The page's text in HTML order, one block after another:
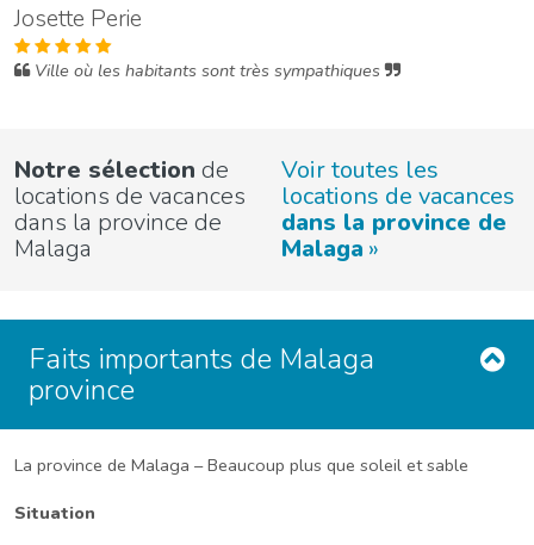
Josette Perie
Ville où les habitants sont très sympathiques
Notre sélection de
locations de vacances
dans la province de
Malaga
Voir toutes les
locations de vacances
dans la province de
Malaga
Faits importants de Malaga
province
La province de Malaga – Beaucoup plus que soleil et sable
Situation